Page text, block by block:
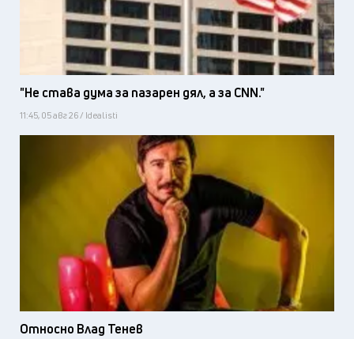
"Не става дума за пазарен дял, а за CNN."
11:45, 05 авг 26 / Idealisti
Относно Влад Тенев